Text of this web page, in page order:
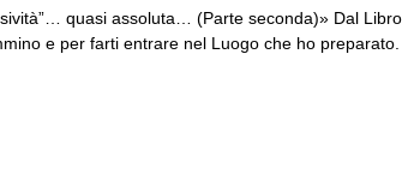
quasi assoluta… (Parte seconda)» Dal Libro
e per farti entrare nel Luogo che ho